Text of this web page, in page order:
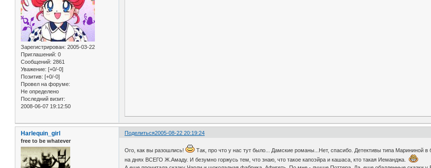
Зарегистрирован: 2005-03-22
Приглашений: 0
Сообщений: 2861
Уважение: [+0/-0]
Позитив: [+0/-0]
Провел на форуме:
Не определено
Последний визит:
2008-06-07 19:12:50
Поделиться2005-08-22 20:19:24
Harlequin_girl
free to be whatever
Ого, как вы разошлись!
Так, про что у нас тут было... Дамские романы...Нет, спасибо. Детективы типа Марининой
на днях ВСЕГО Ж.Амаду. И безумно горжусь тем, что знаю, что такое капоэйра и кашаса, кто такая Иеманджа.